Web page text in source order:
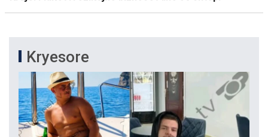
Kryesore